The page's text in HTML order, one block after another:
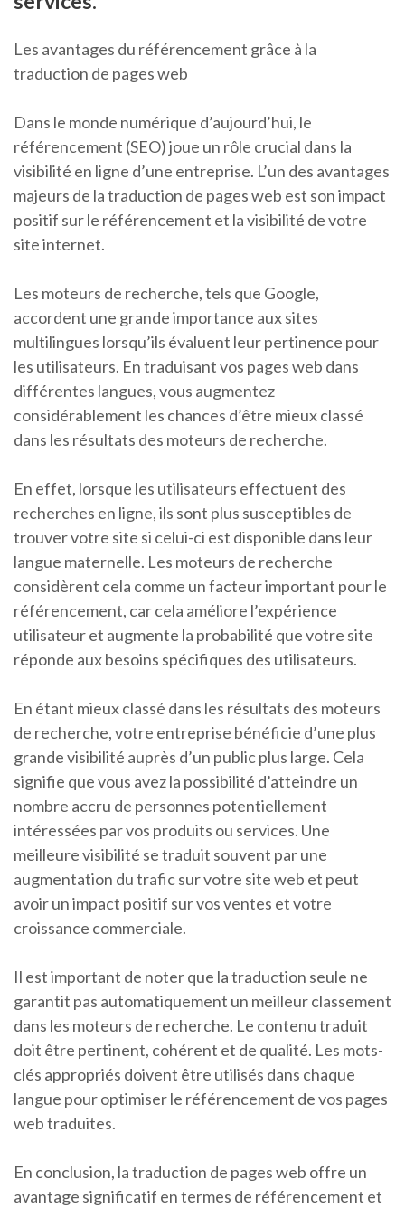
Les avantages du référencement grâce à la
traduction de pages web
Dans le monde numérique d’aujourd’hui, le
référencement (SEO) joue un rôle crucial dans la
visibilité en ligne d’une entreprise. L’un des avantages
majeurs de la traduction de pages web est son impact
positif sur le référencement et la visibilité de votre
site internet.
Les moteurs de recherche, tels que Google,
accordent une grande importance aux sites
multilingues lorsqu’ils évaluent leur pertinence pour
les utilisateurs. En traduisant vos pages web dans
différentes langues, vous augmentez
considérablement les chances d’être mieux classé
dans les résultats des moteurs de recherche.
En effet, lorsque les utilisateurs effectuent des
recherches en ligne, ils sont plus susceptibles de
trouver votre site si celui-ci est disponible dans leur
langue maternelle. Les moteurs de recherche
considèrent cela comme un facteur important pour le
référencement, car cela améliore l’expérience
utilisateur et augmente la probabilité que votre site
réponde aux besoins spécifiques des utilisateurs.
En étant mieux classé dans les résultats des moteurs
de recherche, votre entreprise bénéficie d’une plus
grande visibilité auprès d’un public plus large. Cela
signifie que vous avez la possibilité d’atteindre un
nombre accru de personnes potentiellement
intéressées par vos produits ou services. Une
meilleure visibilité se traduit souvent par une
augmentation du trafic sur votre site web et peut
avoir un impact positif sur vos ventes et votre
croissance commerciale.
Il est important de noter que la traduction seule ne
garantit pas automatiquement un meilleur classement
dans les moteurs de recherche. Le contenu traduit
doit être pertinent, cohérent et de qualité. Les mots-
clés appropriés doivent être utilisés dans chaque
langue pour optimiser le référencement de vos pages
web traduites.
En conclusion, la traduction de pages web offre un
avantage significatif en termes de référencement et